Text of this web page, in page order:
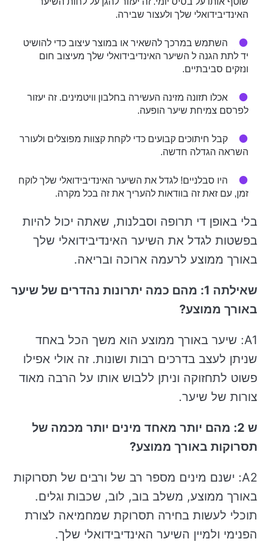
האינדיבידואלי שלך ולעצור שבירה.
השתמש במרכך להשאיר או במוצר עיצוב כדי להושיט
יד לתת הגנה ל השיער האינדיבידואלי שלך מעיצוב חום
ונזקים סביבתיים.
אכלו תזונה מזינה העשירה בחלבון וויטמינים. זה יעזור
לפרסם צמיחת שיער הופעה.
קבל חיתוכים קבועים כדי לקחת קצוות מפוצלים ולעורר
השראה הגדלה חדשה.
היו סבלניים! לגדל את השיער האינדיבידואלי שלך לוקח
זמן, עם זאת זה בוודאות להעריך את זה בכל מקרה.
בלי באופן די תרופה וסבלנות, שאתה יכול להיות
בפשטות לגדל את השיער האינדיבידואלי שלך
באורך ממוצע לרעמה ארוכה ובריאה.
שאילתה 1: מהם כמה יתרונות נהדרים של שיער
באורך ממוצע?
A1: שיער באורך ממוצע הוא משך הכל באחד
שניתן לעצב בדרכים רבות ושונות. זה אולי אפילו
פשוט לתחזוקה וניתן ללבוש אותו על הרבה מאוד
צורות של שיער.
ש 2: מהם יותר מאחד מינים יותר מכמה של
תסרוקות באורך ממוצע?
A2: ישנם מינים מספר רב של ורבים של תסרוקות
באורך ממוצע, משלב בוב, לוב, שכבות וגלים.
תוכלי לעשות בחירה תסרוקת שמחמיאה לצורת
הפנימי ולמיין השיער האינדיבידואלי שלך.